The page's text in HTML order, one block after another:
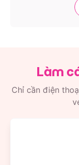
Làm
Chỉ cần điện